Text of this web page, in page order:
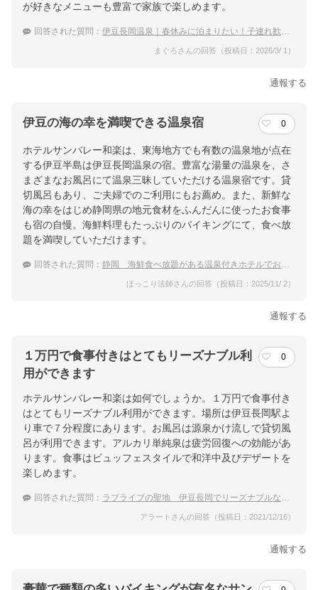
が好きなメニューも豊富で家族で楽しめます。
回答された質問： 伊豆長岡温泉｜春休みに泊まりたい！子連れ歓迎の穴場な宿は？
まぐろさんの回答（投稿日：2026/3/ 1）
通報する
伊豆の海の幸を満喫できる温泉宿 0
ホテルサンバレー和楽は、東海地方でも有数の温泉地が点在
する伊豆半島は伊豆長岡温泉の宿。豊富な湯量の温泉を、さ
まざまなお風呂にて温泉三昧していただける温泉宿です。貸
切風呂もあり、ご夫婦でのご利用にもお薦め。また、新鮮な
海の幸をはじめ静岡県の地元食材をふんだんに使ったお食事
も宿の自慢。海鮮料理もたっぷりのバイキングにて、食べ放
題を満喫していただけます。
回答された質問： 静岡 海鮮食べ放題がある温泉付きホテルでおすすめは？
ほっこり法師さんの回答（投稿日：2025/11/ 2）
通報する
１万円で食事付きはとてもリーズナブル利
用ができます
0
ホテルサンバレー和楽は如何でしょうか。１万円で食事付き
はとてもリーズナブル利用ができます。場所は伊豆長岡駅よ
り車で７分程度にあります。お風呂は源泉かけ流しで貸切風
呂が利用できます。アルカリ単純泉は疲労回復への効能があ
ります。食事はビュッフェスタイルで和洋中及びデザートを
楽しめます。
回答された質問： ラブライブの聖地 伊豆長岡でリーズナブルな温泉宿を探しています。
アラートさんの回答（投稿日：2021/12/16）
通報する